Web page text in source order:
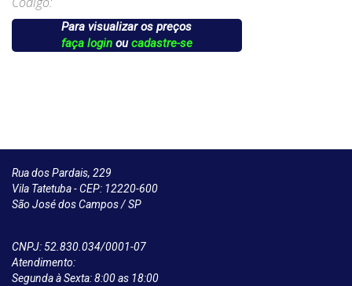
Para visualizar os preços
faça loginoucadastre-se
Rua dos Pardais, 229
Vila Tatetuba - CEP: 12220-600
São José dos Campos / SP
CNPJ: 52.830.034/0001-07
Atendimento:
Segunda à Sexta: 8:00 as 18:00